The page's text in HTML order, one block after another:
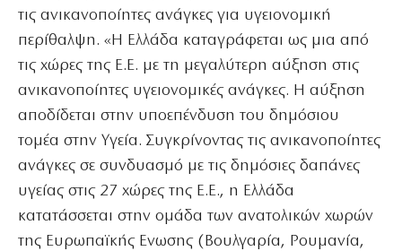
τις ανικανοποίητες ανάγκες για υγειονομική
περίθαλψη. «Η Ελλάδα καταγράφεται ως μια από
τις χώρες της Ε.Ε. με τη μεγαλύτερη αύξηση στις
ανικανοποίητες υγειονομικές ανάγκες. Η αύξηση
αποδίδεται στην υποεπένδυση του δημόσιου
τομέα στην Υγεία. Συγκρίνοντας τις ανικανοποίητες
ανάγκες σε συνδυασμό με τις δημόσιες δαπάνες
υγείας στις 27 χώρες της Ε.Ε., η Ελλάδα
κατατάσσεται στην ομάδα των ανατολικών χωρών
της Ευρωπαϊκής Ενωσης (Βουλγαρία, Ρουμανία,